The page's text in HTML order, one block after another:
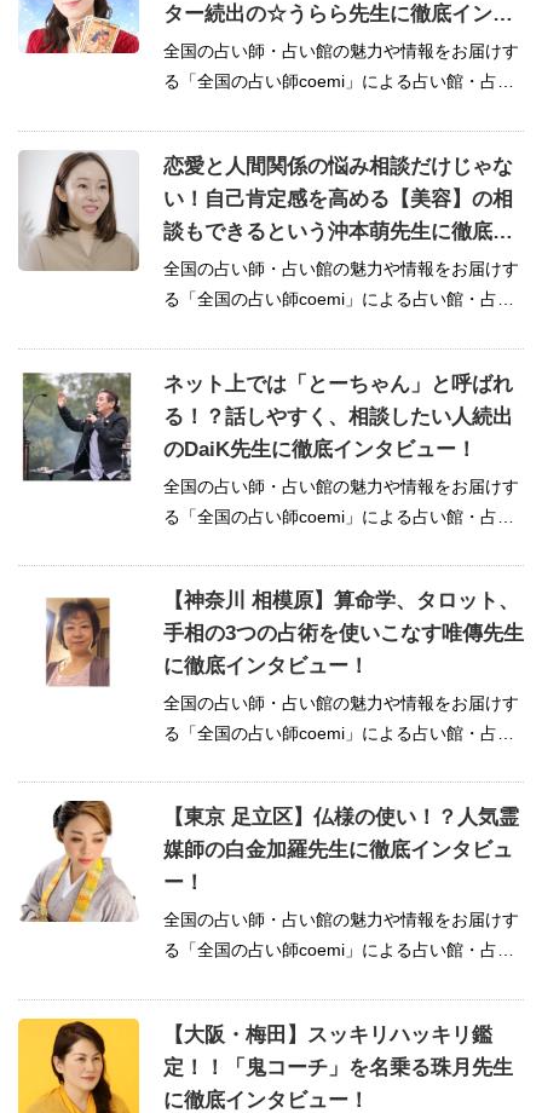
ター続出の☆うらら先生に徹底インタ
ビュー！
全国の占い師・占い館の魅力や情報をお届けす
る「全国の占い師coemi」による占い館・占い
恋愛と人間関係の悩み相談だけじゃな
い！自己肯定感を高める【美容】の相
談もできるという沖本萌先生に徹底イ
ンタビュー！
全国の占い師・占い館の魅力や情報をお届けす
る「全国の占い師coemi」による占い館・占い
ネット上では「とーちゃん」と呼ばれ
る！？話しやすく、相談したい人続出
のDaiK先生に徹底インタビュー！
全国の占い師・占い館の魅力や情報をお届けす
る「全国の占い師coemi」による占い館・占い
【神奈川 相模原】算命学、タロット、
手相の3つの占術を使いこなす唯傳先生
に徹底インタビュー！
全国の占い師・占い館の魅力や情報をお届けす
る「全国の占い師coemi」による占い館・占い
【東京 足立区】仏様の使い！？人気霊
媒師の白金加羅先生に徹底インタビュ
ー！
全国の占い師・占い館の魅力や情報をお届けす
る「全国の占い師coemi」による占い館・占い
【大阪・梅田】スッキリハッキリ鑑
定！！「鬼コーチ」を名乗る珠月先生
に徹底インタビュー！